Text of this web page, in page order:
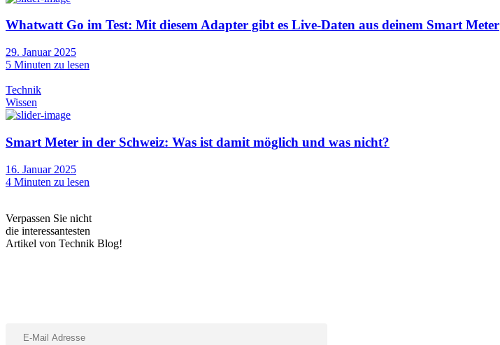
Whatwatt Go im Test: Mit diesem Adapter gibt es Live-Daten aus deinem Smart Meter
29. Januar 2025
5 Minuten zu lesen
Technik
Wissen
Smart Meter in der Schweiz: Was ist damit möglich und was nicht?
16. Januar 2025
4 Minuten zu lesen
Verpassen Sie nicht
die interessantesten
Artikel von Technik Blog!